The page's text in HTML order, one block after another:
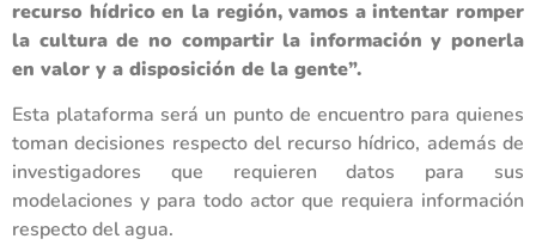
recurso hídrico en la región, vamos a intentar romper
la cultura de no compartir la información y ponerla
en valor y a disposición de la gente”.
Esta plataforma será un punto de encuentro para quienes
toman decisiones respecto del recurso hídrico, además de
investigadores que requieren datos para sus
modelaciones y para todo actor que requiera información
respecto del agua.